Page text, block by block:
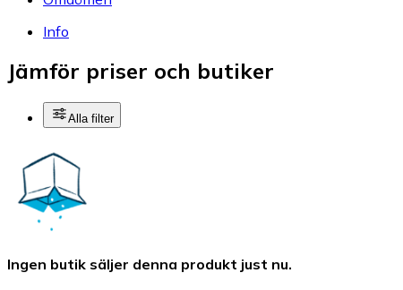
Info
Jämför priser och butiker
Alla filter
Ingen butik säljer denna produkt just nu.